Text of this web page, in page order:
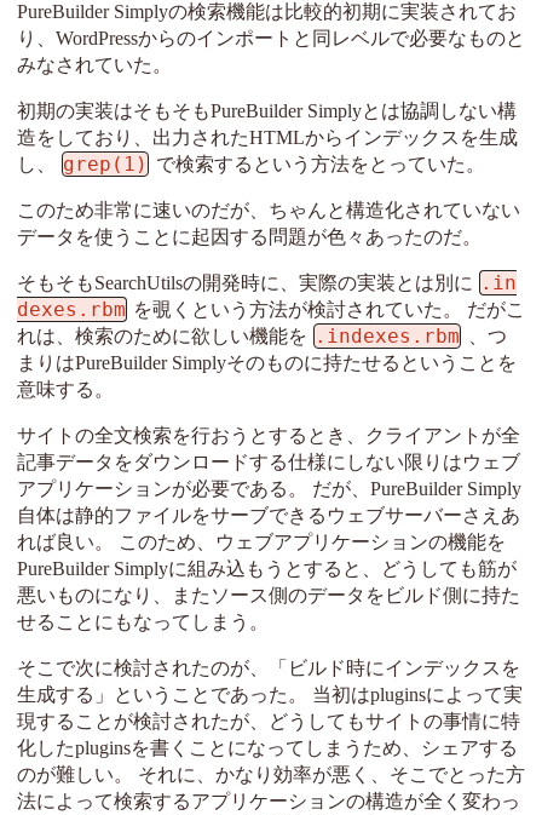
PureBuilder Simplyの検索機能は比較的初期に実装されてお
り、WordPressからのインポートと同レベルで必要なものと
みなされていた。
初期の実装はそもそもPureBuilder Simplyとは協調しない構
造をしており、出力されたHTMLからインデックスを生成
し、
grep(1) で検索するという方法をとっていた。
このため非常に速いのだが、ちゃんと構造化されていない
データを使うことに起因する問題が色々あったのだ。
そもそもSearchUtilsの開発時に、実際の実装とは別に
.in
dexes.rbm を覗くという方法が検討されていた。 だがこ
れは、検索のために欲しい機能を .indexes.rbm
、つ
まりはPureBuilder Simplyそのものに持たせるということを
意味する。
サイトの全文検索を行おうとするとき、クライアントが全
記事データをダウンロードする仕様にしない限りはウェブ
アプリケーションが必要である。 だが、PureBuilder Simply
自体は静的ファイルをサーブできるウェブサーバーさえあ
れば良い。 このため、ウェブアプリケーションの機能を
PureBuilder Simplyに組み込もうとすると、どうしても筋が
悪いものになり、またソース側のデータをビルド側に持た
せることにもなってしまう。
そこで次に検討されたのが、「ビルド時にインデックスを
生成する」ということであった。 当初はpluginsによって実
現することが検討されたが、どうしてもサイトの事情に特
化したpluginsを書くことになってしまうため、シェアする
のが難しい。 それに、かなり効率が悪く、そこでとった方
法によって検索するアプリケーションの構造が全く変わっ